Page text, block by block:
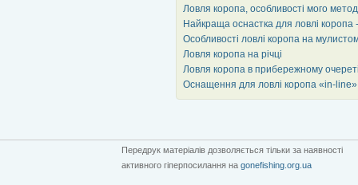
Ловля коропа, особливості мого
Найкраща оснастка для ловлі
Особливості ловлі коропа на
Ловля коропа на річці
Ловля коропа в прибережному
Оснащення для ловлі коропа «in-
Передрук матеріалів дозволяється тільки за наявності
активного гіперпосилання на gonefishing.org.ua